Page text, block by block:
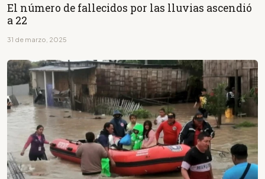
El número de fallecidos por las lluvias ascendió
a 22
31 de marzo, 2025